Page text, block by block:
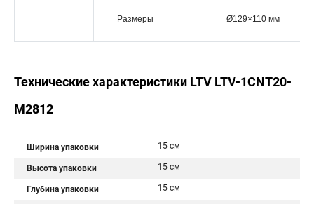
Размеры Ø129×110 мм
Технические характеристики LTV LTV-1CNT20-
M2812
Ширина упаковки 15 см
Высота упаковки 15 см
Глубина упаковки 15 см